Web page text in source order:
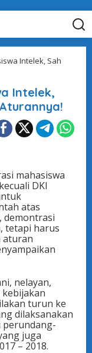
Intelek, Sah
Intelek,
mahasiswa
DKI
atas
demontrasi
tetapi harus
aturan
nelayan,
kebijakan
turun ke
dilaksanakan
perundang-
juga
– 2018.